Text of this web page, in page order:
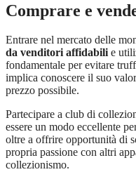
Comprare e
Entrare nel mercato delle
da venditori affidabilie
fondamentale per evitare
implica conoscere il suo
prezzo possibile.
Partecipare a club di
essere un modo eccellente
oltre a offrire opportunità di
propria passione con altri
collezionismo.